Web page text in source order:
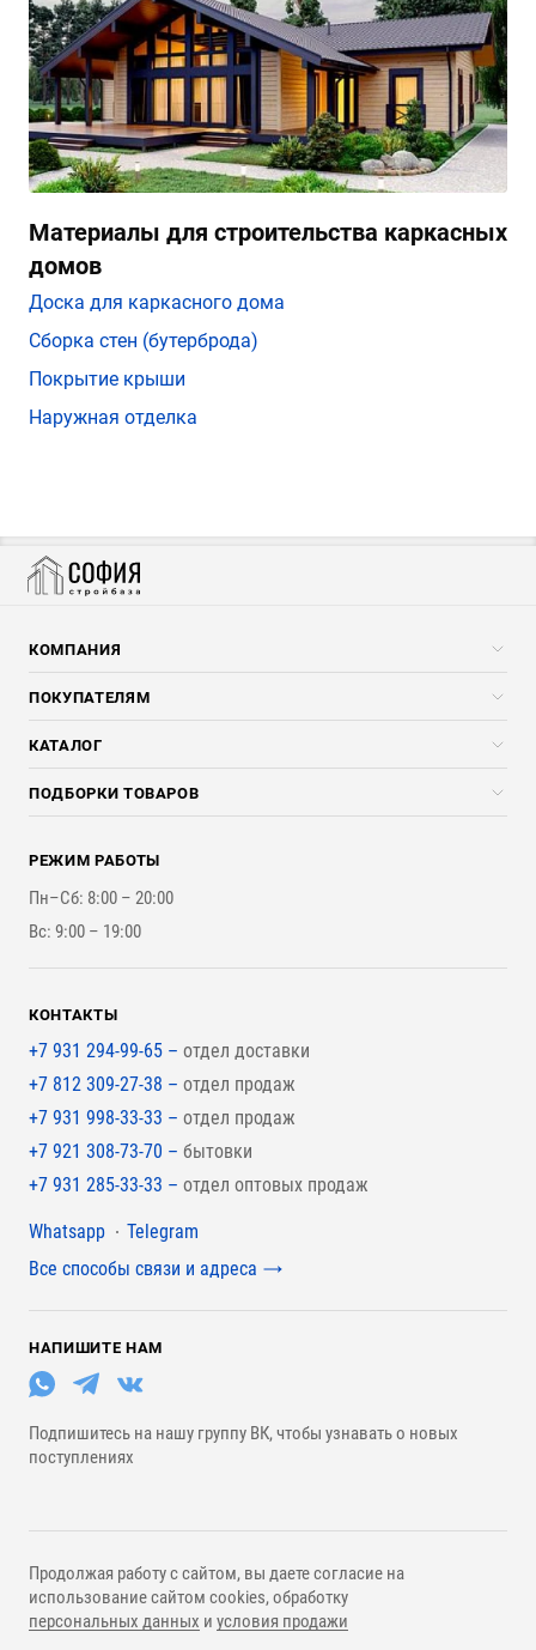
Материалы для строительства каркасных
домов
Доска для каркасного дома
Сборка стен (бутерброда)
Покрытие крыши
Наружная отделка
КОМПАНИЯ
Компания
Услуги
ПОКУПАТЕЛЯМ
Скидки стройкомпаниям
Доставка и разгрузка
Оплата и Возврат
Наши работы
КАТАЛОГ
Погонажные изделия
Брикеты, Дрова, Стружка
Стройматериалы
Инструменты
ПОДБОРКИ ТОВАРОВ
Для бутерброда стены
Для наружной отделки
Для покрытия крыши
РЕЖИМ РАБОТЫ
Пн–Сб: 8:00 – 20:00
Вс: 9:00 – 19:00
КОНТАКТЫ
+7 931 294-99-65 – отдел доставки
+7 812 309-27-38 – отдел продаж
+7 931 998-33-33 – отдел продаж
+7 921 308-73-70 – бытовки
+7 931 285-33-33 – отдел оптовых продаж
Мессенджеры
Whatsapp
Telegram
Все способы связи и адреса
НАПИШИТЕ НАМ
Подпишитесь на нашу группу ВК, чтобы узнавать о новых
поступлениях
Продолжая работу с сайтом, вы даете согласие на
использование сайтом cookies, обработку
персональных данных и условия продажи